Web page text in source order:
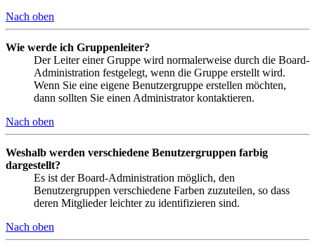
Nach oben
Wie werde ich Gruppenleiter?
Der Leiter einer Gruppe wird normalerweise durch die Board-
Administration festgelegt, wenn die Gruppe erstellt wird.
Wenn Sie eine eigene Benutzergruppe erstellen möchten,
dann sollten Sie einen Administrator kontaktieren.
Nach oben
Weshalb werden verschiedene Benutzergruppen farbig
dargestellt?
Es ist der Board-Administration möglich, den
Benutzergruppen verschiedene Farben zuzuteilen, so dass
deren Mitglieder leichter zu identifizieren sind.
Nach oben